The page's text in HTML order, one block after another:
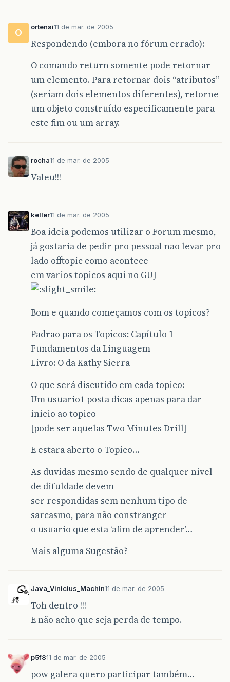
O
ortensi11 de mar. de 2005
Respondendo (embora no fórum errado):
O comando return somente pode retornar
um elemento. Para retornar dois “atributos”
(seriam dois elementos diferentes), retorne
um objeto construído especificamente para
este fim ou um array.
rocha11 de mar. de 2005
Valeu!!!
keller11 de mar. de 2005
Boa ideia podemos utilizar o Forum mesmo,
já gostaria de pedir pro pessoal nao levar pro
lado offtopic como acontece
em varios topicos aqui no GUJ
Bom e quando começamos com os topicos?
Padrao para os Topicos: Capítulo 1 -
Fundamentos da Linguagem
Livro: O da Kathy Sierra
O que será discutido em cada topico:
Um usuario1 posta dicas apenas para dar
inicio ao topico
[pode ser aquelas Two Minutes Drill]
E estara aberto o Topico…
As duvidas mesmo sendo de qualquer nivel
de difuldade devem
ser respondidas sem nenhum tipo de
sarcasmo, para não constranger
o usuario que esta ‘afim de aprender’…
Mais alguma Sugestão?
Java_Vinicius_Machin11 de mar. de 2005
Toh dentro !!!
E não acho que seja perda de tempo.
p5f811 de mar. de 2005
pow galera quero participar também…